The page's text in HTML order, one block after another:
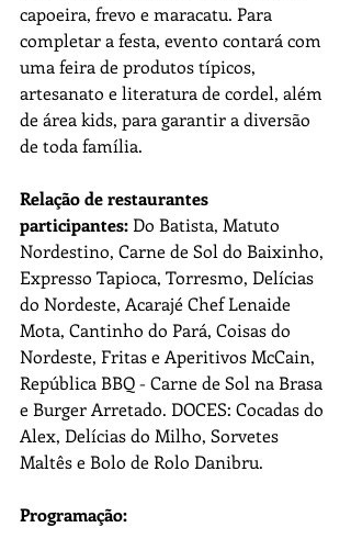
capoeira, frevo e maracatu. Para
completar a festa, evento contará com
uma feira de produtos típicos,
artesanato e literatura de cordel, além
de área kids, para garantir a diversão
de toda família.
Relação de restaurantes
participantes: Do Batista, Matuto
Nordestino, Carne de Sol do Baixinho,
Expresso Tapioca, Torresmo, Delícias
do Nordeste, Acarajé Chef Lenaide
Mota, Cantinho do Pará, Coisas do
Nordeste, Fritas e Aperitivos McCain,
República BBQ - Carne de Sol na Brasa
e Burger Arretado. DOCES: Cocadas do
Alex, Delícias do Milho, Sorvetes
Maltês e Bolo de Rolo Danibru.
Programação: